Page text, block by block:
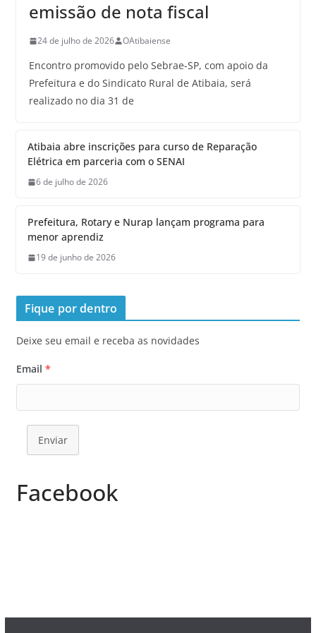
emissão de nota fiscal
24 de julho de 2026 OAtibaiense
Encontro promovido pelo Sebrae-SP, com apoio da
Prefeitura e do Sindicato Rural de Atibaia, será
realizado no dia 31 de
Atibaia abre inscrições para curso de Reparação
Elétrica em parceria com o SENAI
6 de julho de 2026
Prefeitura, Rotary e Nurap lançam programa para
menor aprendiz
19 de junho de 2026
Fique por dentro
Deixe seu email e receba as novidades
Email *
Enviar
Facebook